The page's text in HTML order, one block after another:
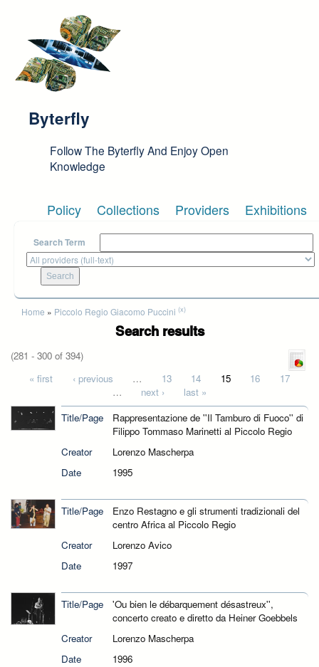
Byterfly
Follow The Byterfly And Enjoy Open
Knowledge
Policy Collections Providers Exhibitions
Search Term
You are here
Home » Piccolo Regio Giacomo Puccini (x)
Search results
(281 - 300 of 394)
Pages
« first ‹ previous … 13 14 15 16
17
…
next ›
last »
Title/Page
Rappresentazione de ''Il Tamburo di Fuoco'' di
Filippo Tommaso Marinetti al Piccolo Regio
Creator
Lorenzo Mascherpa
Date
1995
Title/Page
Enzo Restagno e gli strumenti tradizionali del
centro Africa al Piccolo Regio
Creator
Lorenzo Avico
Date
1997
Title/Page
'Ou bien le débarquement désastreux'',
concerto creato e diretto da Heiner Goebbels
Creator
Lorenzo Mascherpa
Date
1996